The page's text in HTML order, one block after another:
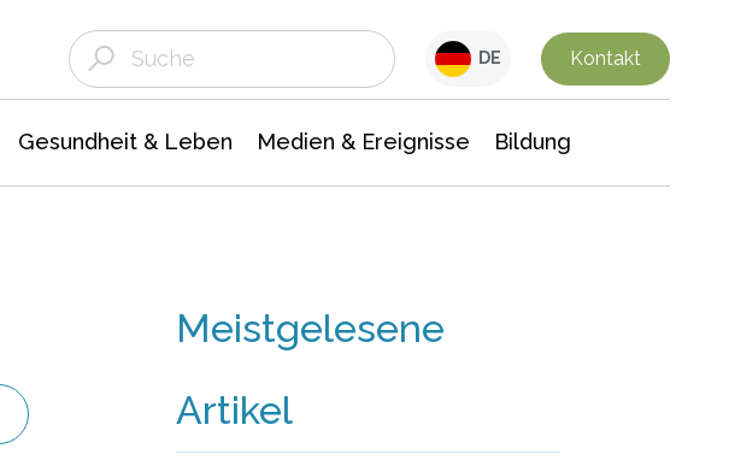
DE Kontakt
Gesundheit & Leben Medien & Ereignisse Bildung
Meistgelesene
Artikel